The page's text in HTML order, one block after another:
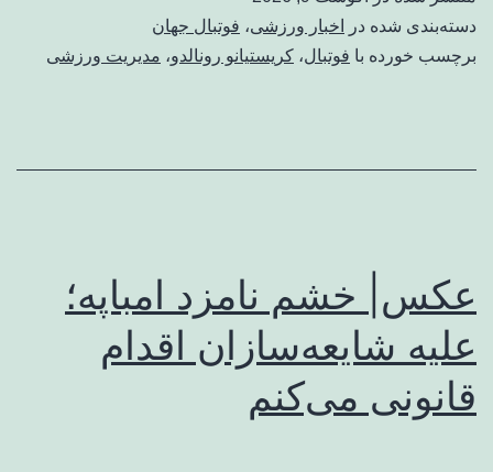
دسته‌بندی شده در
اخبار ورزشی، فوتبال جهان
برچسب خورده با فوتبال، کریستیانو رونالدو، مدیریت ورزشی
عکس| خشم نامزد امباپه؛
علیه شایعه‌سازان اقدام
قانونی می‌کنم